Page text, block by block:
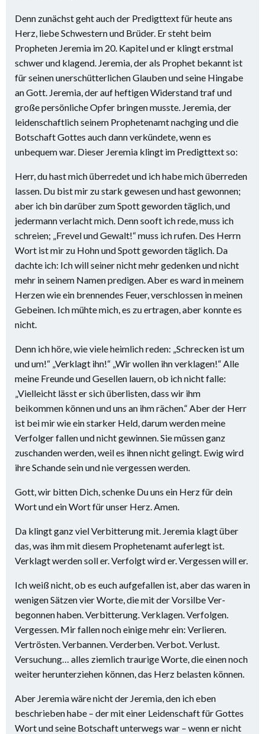
Denn zunächst geht auch der Predigttext für heute ans
Herz, liebe Schwestern und Brüder. Er steht beim
Propheten Jeremia im 20. Kapitel und er klingt erstmal
schwer und klagend. Jeremia, der als Prophet bekannt ist
für seinen unerschütterlichen Glauben und seine Hingabe
an Gott. Jeremia, der auf heftigen Widerstand traf und
große persönliche Opfer bringen musste. Jeremia, der
leidenschaftlich seinem Prophetenamt nachging und die
Botschaft Gottes auch dann verkündete, wenn es
unbequem war. Dieser Jeremia klingt im Predigttext so:
Herr, du hast mich überredet und ich habe mich überreden
lassen. Du bist mir zu stark gewesen und hast gewonnen;
aber ich bin darüber zum Spott geworden täglich, und
jedermann verlacht mich. Denn sooft ich rede, muss ich
schreien; „Frevel und Gewalt!“ muss ich rufen. Des Herrn
Wort ist mir zu Hohn und Spott geworden täglich. Da
dachte ich: Ich will seiner nicht mehr gedenken und nicht
mehr in seinem Namen predigen. Aber es ward in meinem
Herzen wie ein brennendes Feuer, verschlossen in meinen
Gebeinen. Ich mühte mich, es zu ertragen, aber konnte es
nicht.
Denn ich höre, wie viele heimlich reden: „Schrecken ist um
und um!“ „Verklagt ihn!“ „Wir wollen ihn verklagen!“ Alle
meine Freunde und Gesellen lauern, ob ich nicht falle:
„Vielleicht lässt er sich überlisten, dass wir ihm
beikommen können und uns an ihm rächen.“ Aber der Herr
ist bei mir wie ein starker Held, darum werden meine
Verfolger fallen und nicht gewinnen. Sie müssen ganz
zuschanden werden, weil es ihnen nicht gelingt. Ewig wird
ihre Schande sein und nie vergessen werden.
Gott, wir bitten Dich, schenke Du uns ein Herz für dein
Wort und ein Wort für unser Herz. Amen.
Da klingt ganz viel Verbitterung mit. Jeremia klagt über
das, was ihm mit diesem Prophetenamt auferlegt ist.
Verklagt werden soll er. Verfolgt wird er. Vergessen will er.
Ich weiß nicht, ob es euch aufgefallen ist, aber das waren in
wenigen Sätzen vier Worte, die mit der Vorsilbe Ver-
begonnen haben. Verbitterung. Verklagen. Verfolgen.
Vergessen. Mir fallen noch einige mehr ein: Verlieren.
Vertrösten. Verbannen. Verderben. Verbot. Verlust.
Versuchung… alles ziemlich traurige Worte, die einen noch
weiter herunterziehen können, das Herz belasten können.
Aber Jeremia wäre nicht der Jeremia, den ich eben
beschrieben habe – der mit einer Leidenschaft für Gottes
Wort und seine Botschaft unterwegs war – wenn er nicht